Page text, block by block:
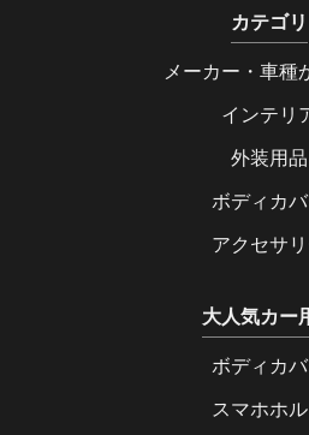
カテゴリ
メーカー・車種
インテリ
外装用品
ボディカ
アクセサ
大人気カー
ボディカ
スマホホ